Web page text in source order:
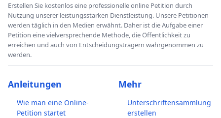
Erstellen Sie kostenlos eine professionelle online Petition durch
Nutzung unserer leistungsstarken Dienstleistung. Unsere Petitionen
werden täglich in den Medien erwähnt. Daher ist die Aufgabe einer
Petition eine vielversprechende Methode, die Öffentlichkeit zu
erreichen und auch von Entscheidungsträgern wahrgenommen zu
werden.
Anleitungen
Wie man eine Online-
Petition startet
Mehr
Unterschriftensammlung
erstellen